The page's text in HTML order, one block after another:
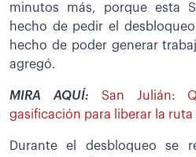
minutos más, porque esta
hecho de pedir el
hecho de poder generar
agregó.
MIRA AQUÍ:
San Julián:
gasificación para liberar la ruta
Durante el desbloqueo se